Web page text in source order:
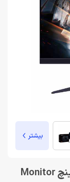
بیشتر
مانیتور آئوروس KD25F سایز 24.5 اینچ Monitor